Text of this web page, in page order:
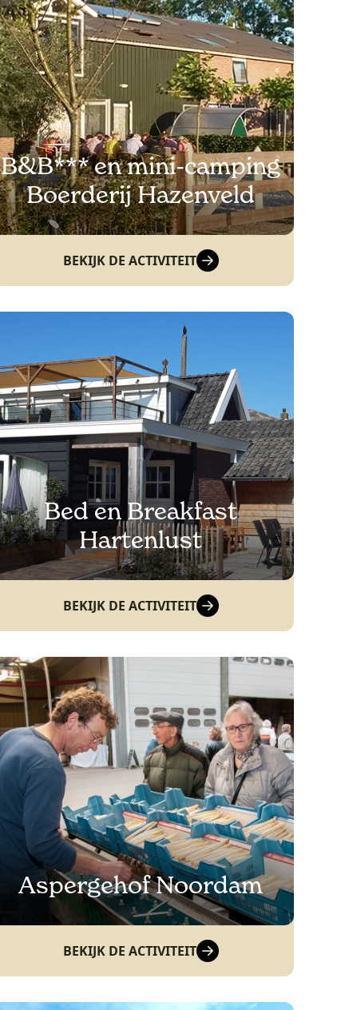
B&B*** en mini-camping
Boerderij Hazenveld
BEKIJK DE ACTIVITEIT
Bed en Breakfast
Hartenlust
BEKIJK DE ACTIVITEIT
Aspergehof Noordam
BEKIJK DE ACTIVITEIT